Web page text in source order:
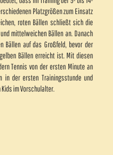
Platzgrößen zum Einsatz
roten Bällen schließt sich die
mittelweichen Bällen an. Danach
Bällen auf das Großfeld, bevor der
Bällen erreicht ist. Mit diesen
Tennis von der ersten Minute an
in der ersten Trainingsstunde und
im Vorschulalter.